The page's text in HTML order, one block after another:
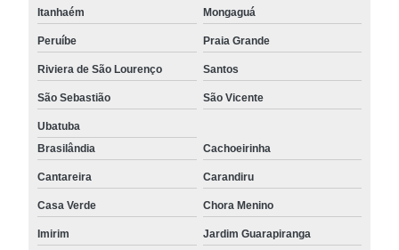
Itanhaém Mongaguá
Peruíbe Praia Grande
Riviera de São Lourenço Santos
São Sebastião São Vicente
Ubatuba
Brasilândia
Cachoeirinha
Cantareira Carandiru
Casa Verde Chora Menino
Imirim Jardim Guarapiranga